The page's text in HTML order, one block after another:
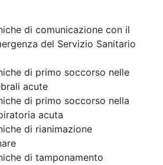
di comunicazione con il
del Servizio Sanitario
di primo soccorso nelle
acute
di primo soccorso nella
acuta
di rianimazione
di tamponamento